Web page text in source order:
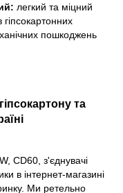
легкий та міцний
гіпсокартонних
пошкоджень
та
CD60, з'єднувачі
в інтернет-магазині
Ми ретельно